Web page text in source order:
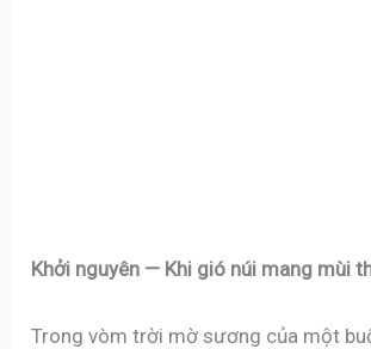
Khởi nguyên — Khi gió núi mang mùi
Trong vòm trời mờ sương của một